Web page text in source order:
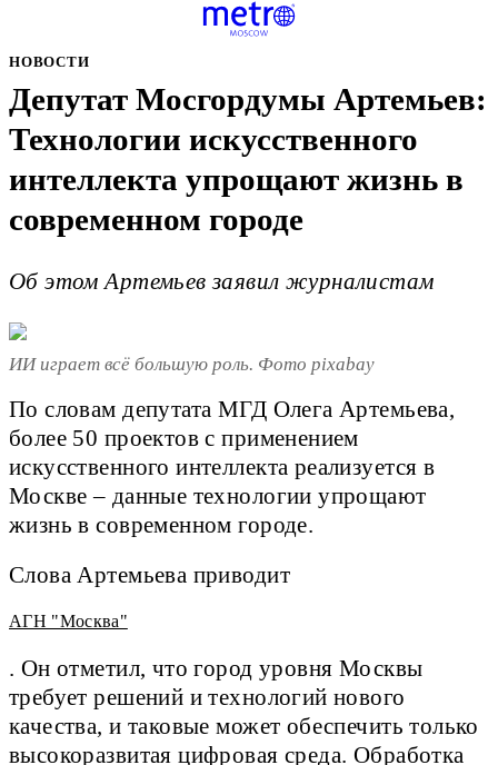
НОВОСТИ
Депутат Мосгордумы Артемьев:
Технологии искусственного
интеллекта упрощают жизнь в
современном городе
Об этом Артемьев заявил журналистам
ИИ играет всё большую роль. Фото pixabay
По словам депутата МГД Олега Артемьева,
более 50 проектов с применением
искусственного интеллекта реализуется в
Москве – данные технологии упрощают
жизнь в современном городе.
Слова Артемьева приводит
АГН "Москва"
. Он отметил, что город уровня Москвы
требует решений и технологий нового
качества, и таковые может обеспечить только
высокоразвитая цифровая среда. Обработка